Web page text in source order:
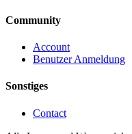
Community
Account
Benutzer Anmeldung
Sonstiges
Contact